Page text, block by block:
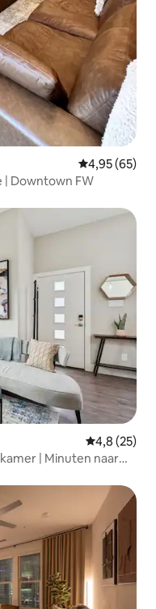
Gemiddelde
4,95 (65)
| Downtown FW
4,8 (25)
| Minuten naar